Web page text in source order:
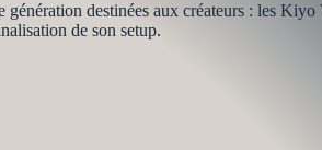
destinées aux créateurs : les
de son setup.